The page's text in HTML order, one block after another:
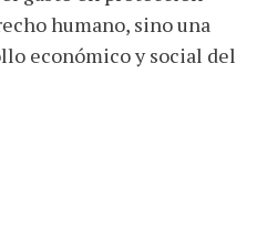
humano, sino una
económico y social del